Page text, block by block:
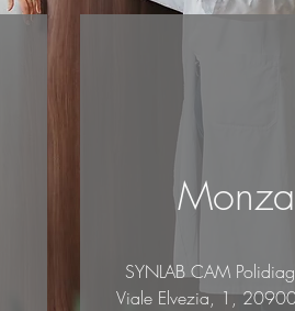
Monza
SYNLAB CAM
Viale Elvezia, 1,